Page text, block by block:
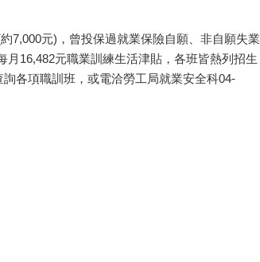
7,000元)，曾投保過就業保險自願、非自願失業
16,482元職業訓練生活津貼，各班皆熱列招生
詢各項職訓班，或電洽勞工局就業安全科04-